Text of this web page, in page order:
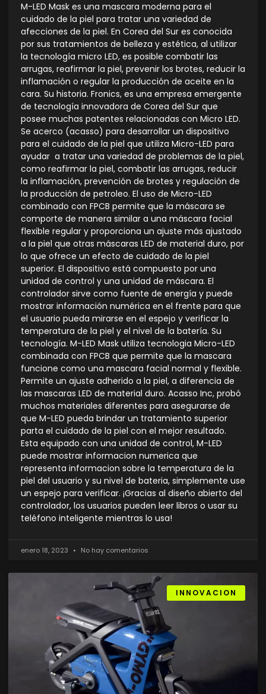
M-LED Mask es una mascara moderna para el
cuidado de la piel para tratar una variedad de
afecciones de la piel. En Corea del Sur es conocida
por sus tratamientos de belleza y estética, al utilizar
la tecnología micro LED, es posible combatir las
arrugas, reafirmar la piel, prevenir los brotes, reducir la
inflamación o regular la producción de aceite en la
cara. Su historia. Fronics, es una empresa emergente
de tecnología innovadora de Corea del Sur que
posee muchas patentes relacionadas con Micro LED.
Se acerco (acasso) para desarrollar un dispositivo
para el cuidado de la piel que utiliza Micro-LED para
ayudar a tratar una variedad de problemas de la piel,
como reafirmar la piel, combatir las arrugas, reducir
la inflamación, prevención de brotes y regulación de
la producción de petroleo. El uso de Micro-LED
combinado con FPCB permite que la máscara se
comporte de manera similar a una máscara facial
flexible regular y proporciona un ajuste más ajustado
a la piel que otras máscaras LED de material duro, por
lo que ofrece un efecto de cuidado de la piel
superior. El dispositivo está compuesto por una
unidad de control y una unidad de máscara. El
controlador sirve como fuente de energía y puede
mostrar información numérica en el frente para que
el usuario pueda mirarse en el espejo y verificar la
temperatura de la piel y el nivel de la batería. Su
tecnología. M-LED Mask utiliza tecnologia Micro-LED
combinada con FPCB que permite que la mascara
funcione como una mascara facial normal y flexible.
Permite un ajuste adherido a la piel, a diferencia de
las mascaras LED de material duro. Acasso Inc, probó
muchos materiales diferentes para asegurarse de
que M-LED pueda brindar un tratamiento superior
parta el cuidado de la piel con el mejor resultado.
Esta equipado con una unidad de control, M-LED
puede mostrar informacion numerica que
representa informacion sobre la temperatura de la
piel del usuario y su nivel de bateria, simplemente use
un espejo para verificar. ¡Gracias al diseño abierto del
controlador, los usuarios pueden leer libros o usar su
teléfono inteligente mientras lo usa!
enero 18, 2023 No hay comentarios
INNOVACION